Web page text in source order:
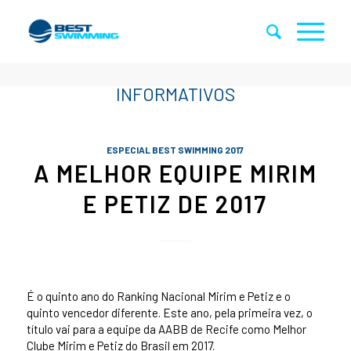
ESPECIAL BEST SWIMMING 2017
A MELHOR EQUIPE MIRIM
E PETIZ DE 2017
É o quinto ano do Ranking Nacional Mirim e Petiz e o
quinto vencedor diferente. Este ano, pela primeira vez, o
título vai para a equipe da AABB de Recife como Melhor
Clube Mirim e Petiz do Brasil em 2017.